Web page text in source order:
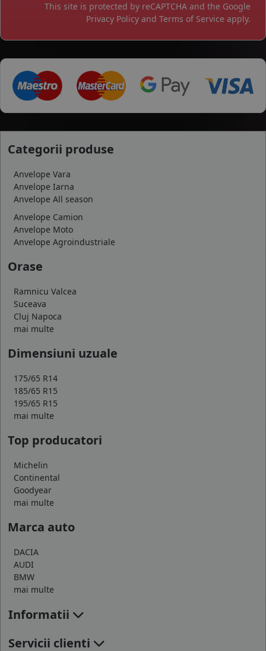
This site is protected by reCAPTCHA and the Google
Privacy Policy and Terms of Service apply.
Categorii produse
Anvelope Vara
Anvelope Iarna
Anvelope All season
Anvelope Camion
Anvelope Moto
Anvelope Agroindustriale
Orase
Ramnicu Valcea
Suceava
Cluj Napoca
mai multe
Dimensiuni uzuale
175/65 R14
185/65 R15
195/65 R15
mai multe
Top producatori
Michelin
Continental
Goodyear
mai multe
Marca auto
DACIA
AUDI
BMW
mai multe
Informatii
Servicii clienti